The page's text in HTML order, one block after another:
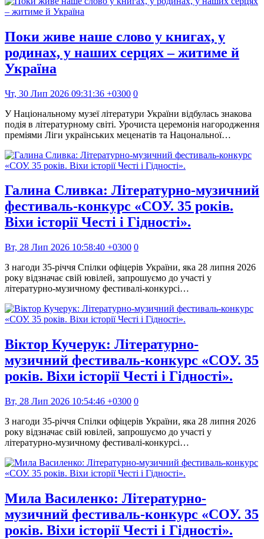
Поки живе наше слово у книгах, у
родинах, у наших серцях – житиме й
Україна
Чт, 30 Лип 2026 09:31:36 +0300 0
У Національному музеї літератури України відбулась знакова
подія в літературному світі. Урочиста церемонія нагородження
преміями Ліги українських меценатів та Нацональної…
Галина Сливка: Літературно-музичний
фестиваль-конкурс «СОУ. 35 років.
Віхи історії Честі і Гідності».
Вт, 28 Лип 2026 10:58:40 +0300 0
З нагоди 35-річчя Спілки офіцерів України, яка 28 липня 2026
року відзначає свій ювілей, запрошуємо до участі у
літературно-музичному фестивалі-конкурсі…
Віктор Кучерук: Літературно-
музичний фестиваль-конкурс «СОУ. 35
років. Віхи історії Честі і Гідності».
Вт, 28 Лип 2026 10:54:46 +0300 0
З нагоди 35-річчя Спілки офіцерів України, яка 28 липня 2026
року відзначає свій ювілей, запрошуємо до участі у
літературно-музичному фестивалі-конкурсі…
Мила Василенко: Літературно-
музичний фестиваль-конкурс «СОУ. 35
років. Віхи історії Честі і Гідності».